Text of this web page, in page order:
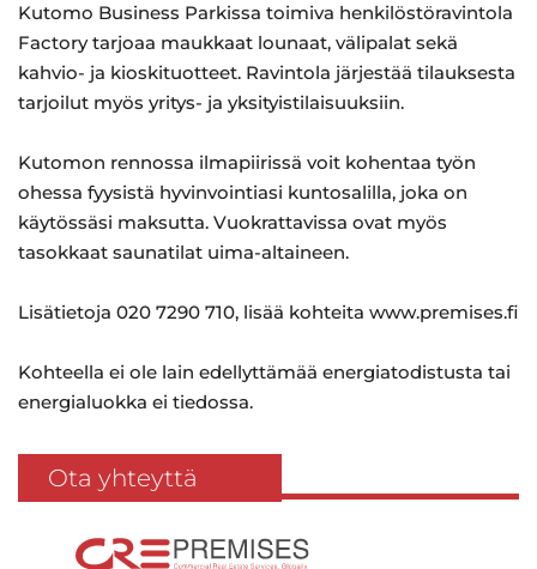
Kutomo Business Parkissa toimiva henkilöstöravintola
Factory tarjoaa maukkaat lounaat, välipalat sekä
kahvio- ja kioskituotteet. Ravintola järjestää tilauksesta
tarjoilut myös yritys- ja yksityistilaisuuksiin.
Kutomon rennossa ilmapiirissä voit kohentaa työn
ohessa fyysistä hyvinvointiasi kuntosalilla, joka on
käytössäsi maksutta. Vuokrattavissa ovat myös
tasokkaat saunatilat uima-altaineen.
Lisätietoja 020 7290 710, lisää kohteita www.premises.fi
Kohteella ei ole lain edellyttämää energiatodistusta tai
energialuokka ei tiedossa.
Ota yhteyttä